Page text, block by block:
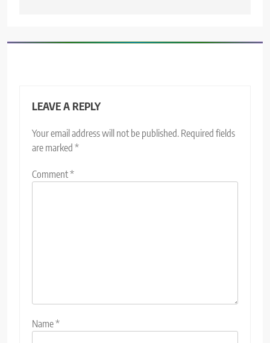
LEAVE A REPLY
Your email address will not be published. Required fields
are marked *
Comment*
Name*